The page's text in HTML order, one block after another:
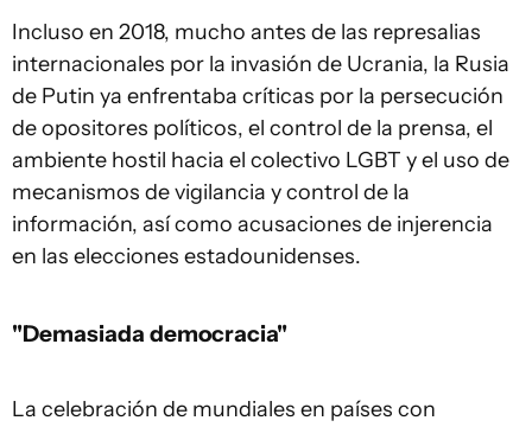
Incluso en 2018, mucho antes de las represalias
internacionales por la invasión de Ucrania, la Rusia
de Putin ya enfrentaba críticas por la persecución
de opositores políticos, el control de la prensa, el
ambiente hostil hacia el colectivo LGBT y el uso de
mecanismos de vigilancia y control de la
información, así como acusaciones de injerencia
en las elecciones estadounidenses.
"Demasiada democracia"
La celebración de mundiales en países con